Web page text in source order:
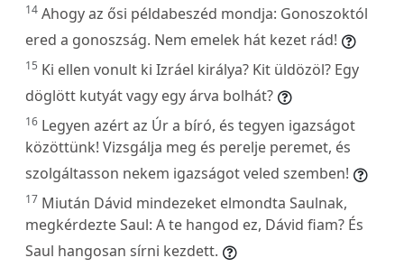
14 Ahogy az ősi példabeszéd mondja: Gonoszoktól
ered a gonoszság. Nem emelek hát kezet rád!
15 Ki ellen vonult ki Izráel királya? Kit üldözöl? Egy
döglött kutyát vagy egy árva bolhát?
16 Legyen azért az Úr a bíró, és tegyen igazságot
közöttünk! Vizsgálja meg és perelje peremet, és
szolgáltasson nekem igazságot veled szemben!
17 Miután Dávid mindezeket elmondta Saulnak,
megkérdezte Saul: A te hangod ez, Dávid fiam? És
Saul hangosan sírni kezdett.